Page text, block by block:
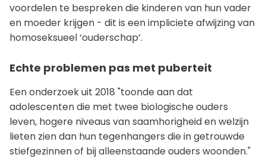
voordelen te bespreken die kinderen van hun vader
en moeder krijgen - dit is een impliciete afwijzing van
homoseksueel ‘ouderschap’.
Echte problemen pas met puberteit
Een onderzoek uit 2018 "toonde aan dat
adolescenten die met twee biologische ouders
leven, hogere niveaus van saamhorigheid en welzijn
lieten zien dan hun tegenhangers die in getrouwde
stiefgezinnen of bij alleenstaande ouders woonden."